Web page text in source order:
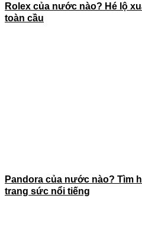
Rolex của nước nào? Hé lộ
toàn cầu
Pandora của nước nào? Tìm
trang sức nổi tiếng